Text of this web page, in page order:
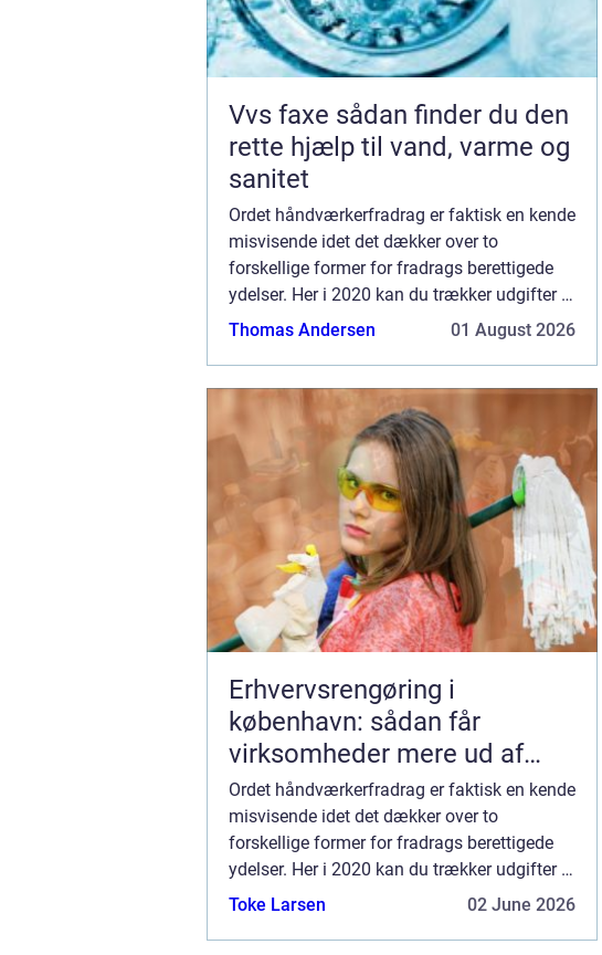
Vvs faxe sådan finder du den
rette hjælp til vand, varme og
sanitet
Ordet håndværkerfradrag er faktisk en kende
misvisende idet det dækker over to
forskellige former for fradrags berettigede
ydelser. Her i 2020 kan du trækker udgifter til
aflønning af håndværkere eller servi...
Thomas Andersen 01 August 2026
Erhvervsrengøring i
københavn: sådan får
virksomheder mere ud af
hverdagen
Ordet håndværkerfradrag er faktisk en kende
misvisende idet det dækker over to
forskellige former for fradrags berettigede
ydelser. Her i 2020 kan du trækker udgifter til
aflønning af håndværkere eller servi...
Toke Larsen 02 June 2026